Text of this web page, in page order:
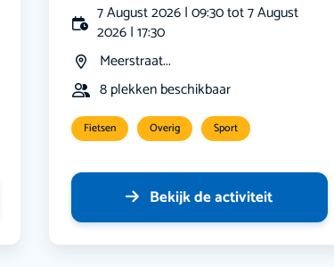
7 August 2026 | 09:30 tot 7 August
2026 | 17:30
Meerstraat...
8 plekken beschikbaar
Fietsen Overig Sport
Bekijk de activiteit